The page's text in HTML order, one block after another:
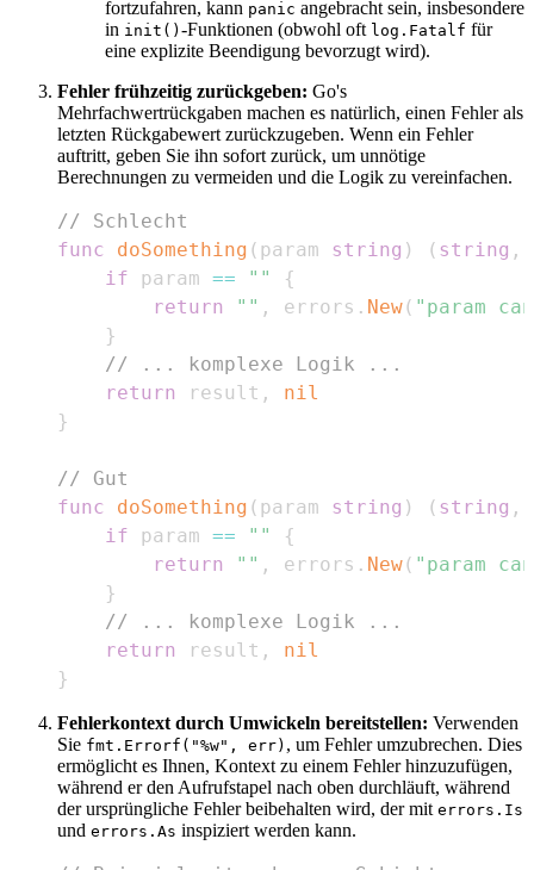
fortzufahren, kann panic angebracht sein, insbesondere
in init() -Funktionen (obwohl oft log.Fatalf für
eine explizite Beendigung bevorzugt wird).
Fehler frühzeitig zurückgeben: Go's
Mehrfachwertrückgaben machen es natürlich, einen Fehler als
letzten Rückgabewert zurückzugeben. Wenn ein Fehler
auftritt, geben Sie ihn sofort zurück, um unnötige
Berechnungen zu vermeiden und die Logik zu vereinfachen.
// Schlecht
func
doSomething ( param string ) ( string ,
if param == ""
{
return
"" , errors . New( "param
}
// ... komplexe Logik ...
return
result ,
nil
}
// Gut
func
doSomething ( param string ) ( string ,
if param == ""
{
return
"" , errors . New( "param
}
// ... komplexe Logik ...
return
result ,
nil
}
Fehlerkontext durch Umwickeln bereitstellen: Verwenden
Sie fmt.Errorf("%w", err) , um Fehler umzubrechen. Dies
ermöglicht es Ihnen, Kontext zu einem Fehler hinzuzufügen,
während er den Aufrufstapel nach oben durchläuft, während
der ursprüngliche Fehler beibehalten wird, der mit errors.Is
und errors.As inspiziert werden kann.